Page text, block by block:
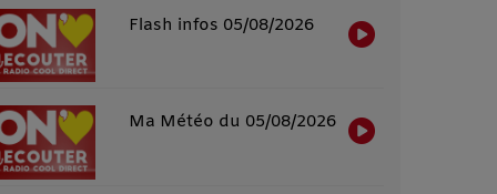
Flash infos 05/08/2026
Ma Météo du 05/08/2026